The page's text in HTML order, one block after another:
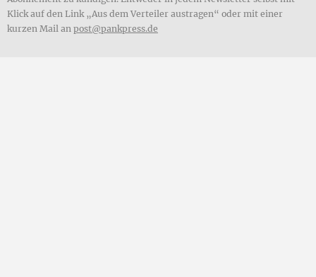
Klick auf den Link „Aus dem Verteiler austragen“ oder mit einer
kurzen Mail an post@pankpress.de